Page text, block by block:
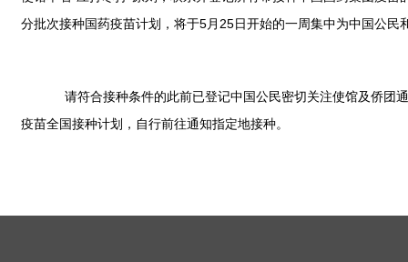
分批次接种国药疫苗计划，将于5月25日开始的一周集中为中国公
请符合接种条件的此前已登记中国公民密切关注使馆及侨团通
疫苗全国接种计划，自行前往通知指定地接种。